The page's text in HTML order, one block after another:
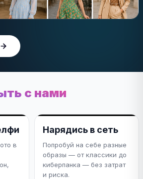
с нами
в
Нарядись в сеть
Попробуй на себе разные
образы — от классики до
киберпанка — без затрат
и риска.